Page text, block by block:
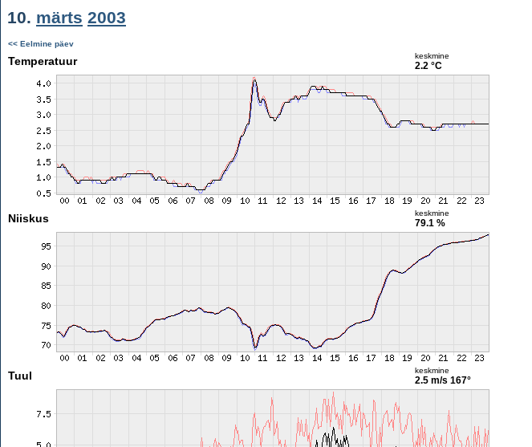
10. märts 2003
<< Eelmine päev
Temperatuur keskmine
2.2 °C
Niiskus keskmine
79.1 %
Tuul keskmine
2.5 m/s 167°